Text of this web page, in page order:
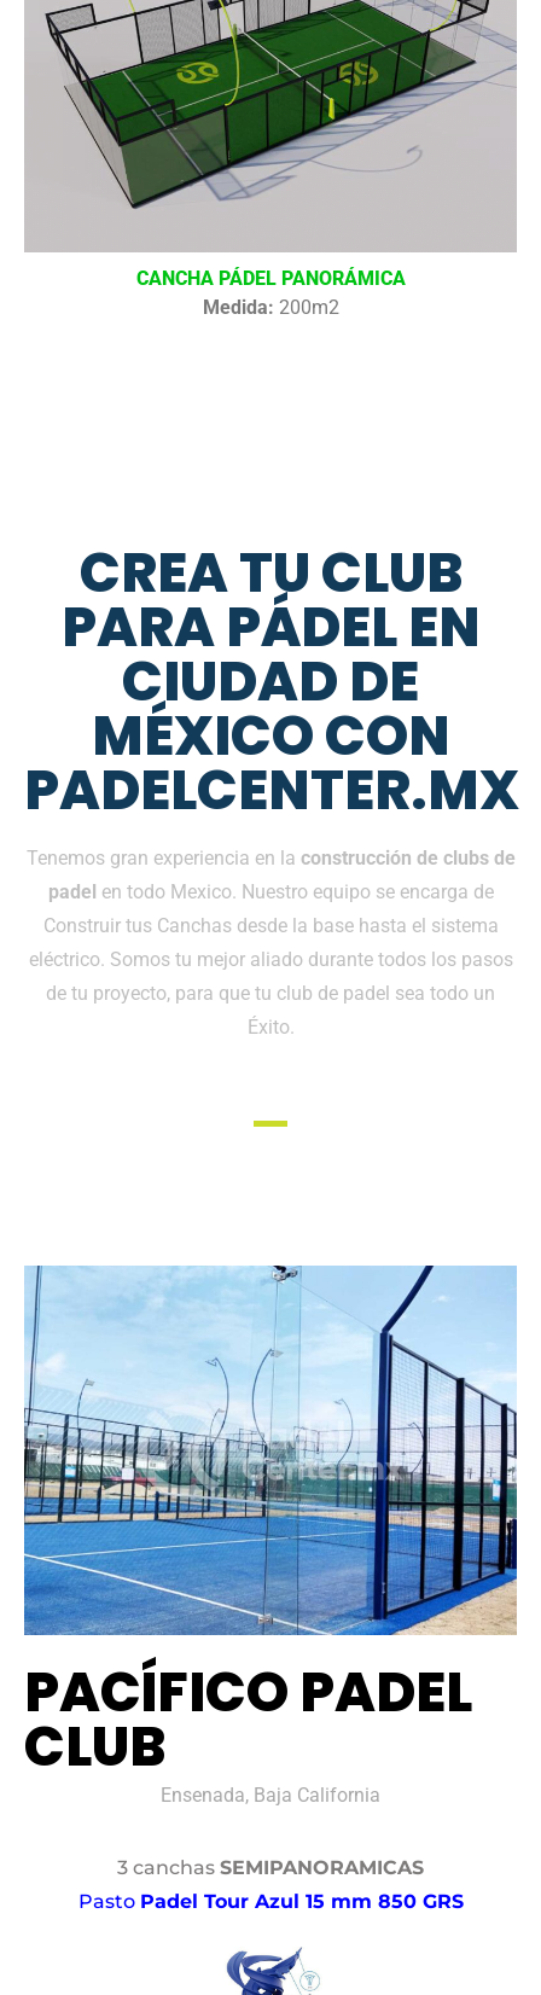
CANCHA PÁDEL PANORÁMICA
Medida: 200m2
CREA TU CLUB
PARA PÁDEL EN
CIUDAD DE
MÉXICO CON
PADELCENTER.MX
Tenemos gran experiencia en la construcción de clubs de
padel en todo Mexico. Nuestro equipo se encarga de
Construir tus Canchas desde la base hasta el sistema
eléctrico. Somos tu mejor aliado durante todos los pasos
de tu proyecto, para que tu club de padel sea todo un
Éxito.
PACÍFICO PADEL
CLUB
Ensenada, Baja California
3 canchas SEMIPANORAMICAS
Pasto Padel Tour Azul 15 mm 850 GRS